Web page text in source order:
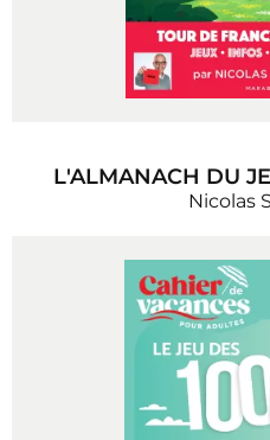
L'ALMANACH DU
Nicolas